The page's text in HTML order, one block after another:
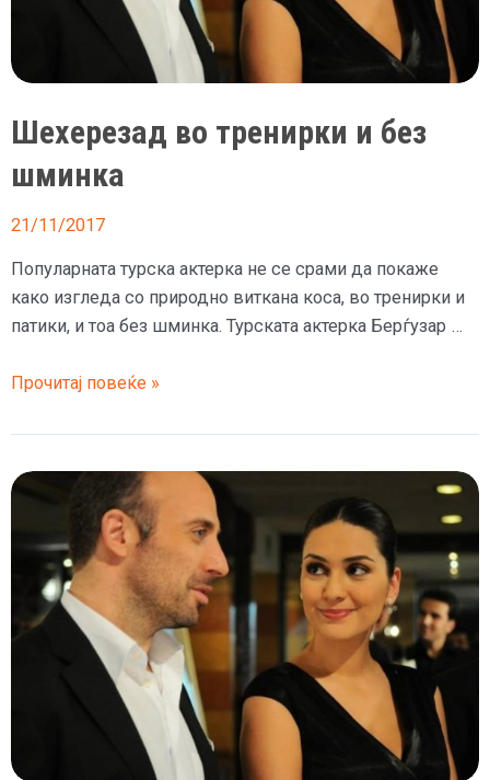
Шехерезад во тренирки и без
шминка
21/11/2017
Популарната турска актерка не се срами да покаже
како изгледа со природно виткана коса, во тренирки и
патики, и тоа без шминка. Турската актерка Берѓузар …
Шехерезад
тренирки
без
Прочитај повеќе »